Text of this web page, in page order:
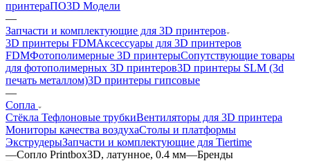
принтераПО3D Модели
—
Запчасти и комплектующие для 3D принтеров
3D принтеры FDMАксессуары для 3D принтеров
FDMФотополимерные 3D принтерыСопутствующие товары
для фотополимерных 3D принтеров3D принтеры SLM (3d
печать металлом)3D принтеры гипсовые
—
Сопла
Cтёкла Тефлоновые трубкиВентиляторы для 3D принтера
Мониторы качества воздухаСтолы и платформы
ЭкструдерыЗапчасти и комплектующие для Tiertime
—Сопло Printbox3D, латунное, 0.4 мм—Бренды